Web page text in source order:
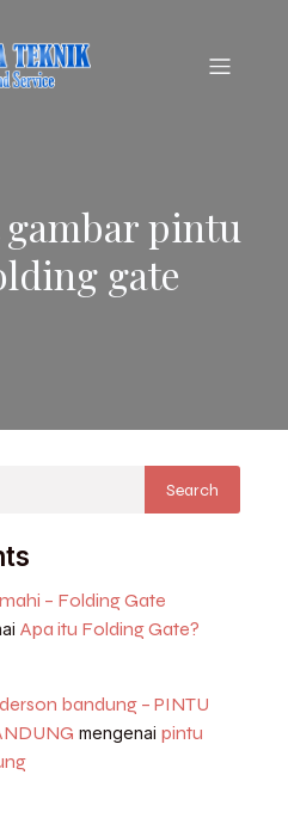
pintu
gate
Search
– Folding Gate
Apa itu Folding Gate?
bandung – PINTU
mengenai pintu